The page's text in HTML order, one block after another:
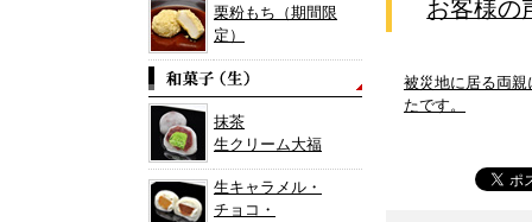
栗粉もち（期間限
定）
抹茶
生クリーム大福
生キャラメル・
チョコ・
お客様の
被災地に居る両
たです。